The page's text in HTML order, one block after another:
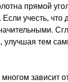
прямой
учесть,
улучшая тем
зависит